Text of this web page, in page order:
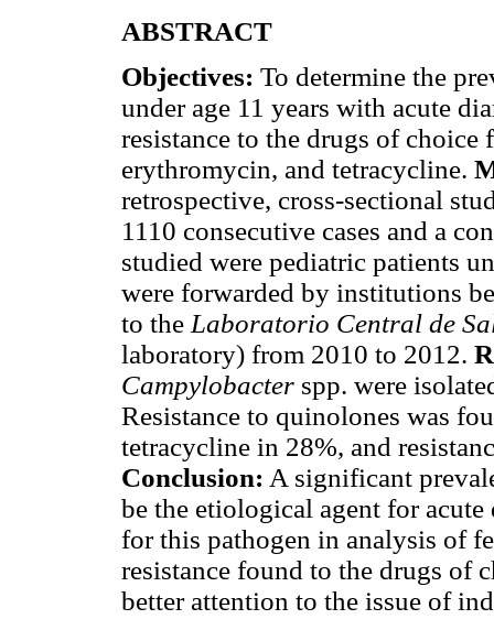
ABSTRACT
Objectives: To determine the
under age 11 years with acute
resistance to the drugs of
erythromycin, and tetracycline.
retrospective, cross-sectional
1110 consecutive cases and a
studied were pediatric patients
were forwarded by institutions
to the Laboratorio Central de
laboratory) from 2010 to 2012.
Campylobacter spp. were
Resistance to quinolones was
tetracycline in 28%, and
Conclusion: A significant
be the etiological agent for
for this pathogen in analysis of
resistance found to the drugs of
better attention to the issue of